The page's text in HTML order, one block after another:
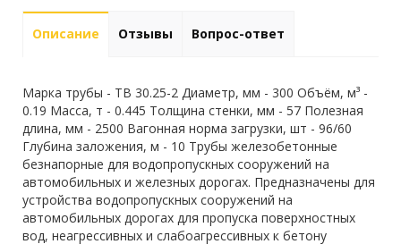
Описание Отзывы Вопрос-ответ
Марка трубы - ТВ 30.25-2 Диаметр, мм - 300 Объём, м³ -
0.19 Масса, т - 0.445 Толщина стенки, мм - 57 Полезная
длина, мм - 2500 Вагонная норма загрузки, шт - 96/60
Глубина заложения, м - 10 Трубы железобетонные
безнапорные для водопропускных сооружений на
автомобильных и железных дорогах. Предназначены для
устройства водопропускных сооружений на
автомобильных дорогах для пропуска поверхностных
вод, неагрессивных и слабоагрессивных к бетону